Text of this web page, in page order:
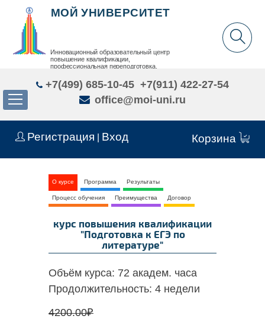
Регистрация Вход Корзина
МОЙ УНИВЕРСИТЕТ
Инновационный образовательный центр
повышение квалификации,
профессиональная переподготовка,
+7(499) 685-10-45 +7(911) 422-27-54
office@moi-uni.ru
О курсе Программа Результаты
Процесс обучения Преимущества Договор
курс повышения квалификации
"Подготовка к ЕГЭ по
литературе"
Объём курса: 72 академ. часа
Продолжительность: 4 недели
4200.00₽